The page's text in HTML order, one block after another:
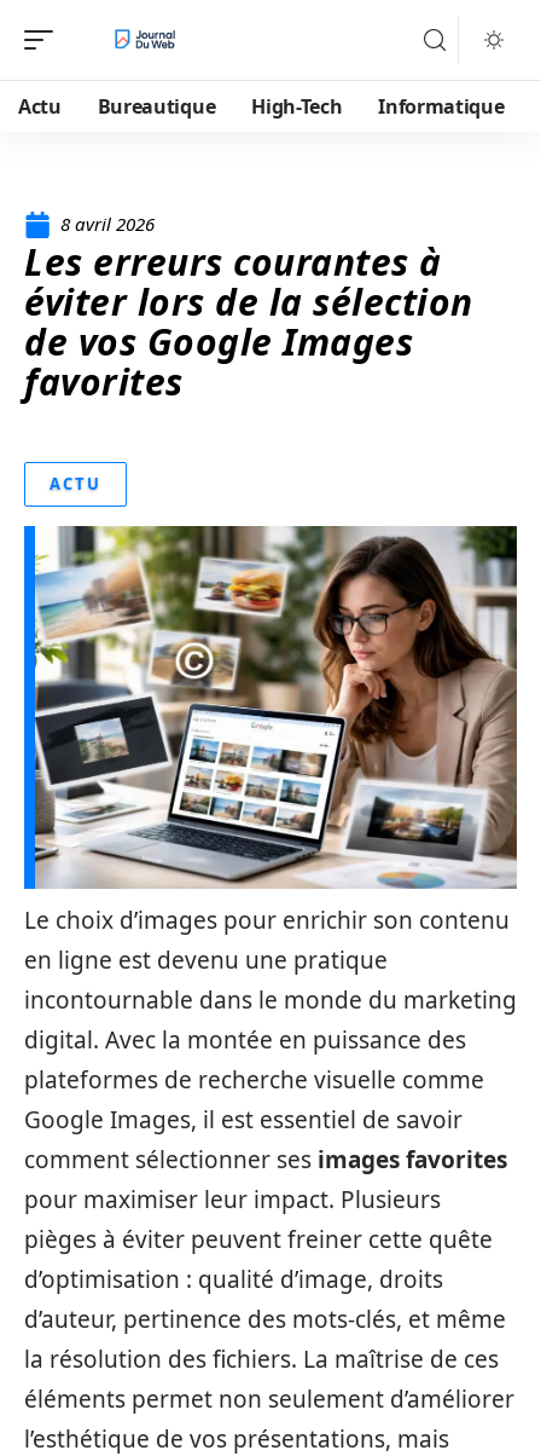
Actu Bureautique High-Tech Informatique
8 avril 2026
Les erreurs courantes à
éviter lors de la sélection
de vos Google Images
favorites
ACTU
Le choix d’images pour enrichir son contenu
en ligne est devenu une pratique
incontournable dans le monde du marketing
digital. Avec la montée en puissance des
plateformes de recherche visuelle comme
Google Images, il est essentiel de savoir
comment sélectionner ses images favorites
pour maximiser leur impact. Plusieurs
pièges à éviter peuvent freiner cette quête
d’optimisation : qualité d’image, droits
d’auteur, pertinence des mots-clés, et même
la résolution des fichiers. La maîtrise de ces
éléments permet non seulement d’améliorer
l’esthétique de vos présentations, mais